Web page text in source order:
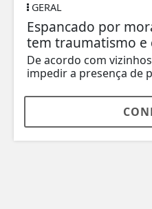
GERAL
Espancado por
tem traumatismo e
De acordo com
impedir a presença de